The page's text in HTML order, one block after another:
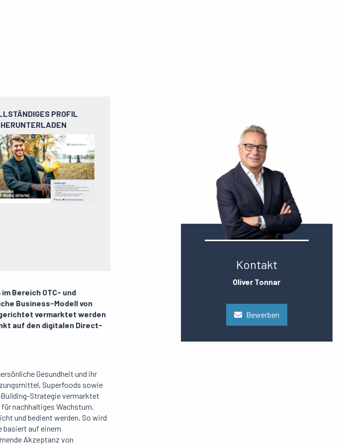
PROFIL
HERUNTERLADEN
Bereich OTC- und
Business-Modell von
vermarktet werden
auf den digitalen Direct-
Gesundheit und ihr
Superfoods sowie
Strategie vermarktet
nachhaltiges Wachstum.
und bedient werden. So wird
basiert auf einem
Akzeptanz von
Kontakt
Oliver Tonnar
Bewerben